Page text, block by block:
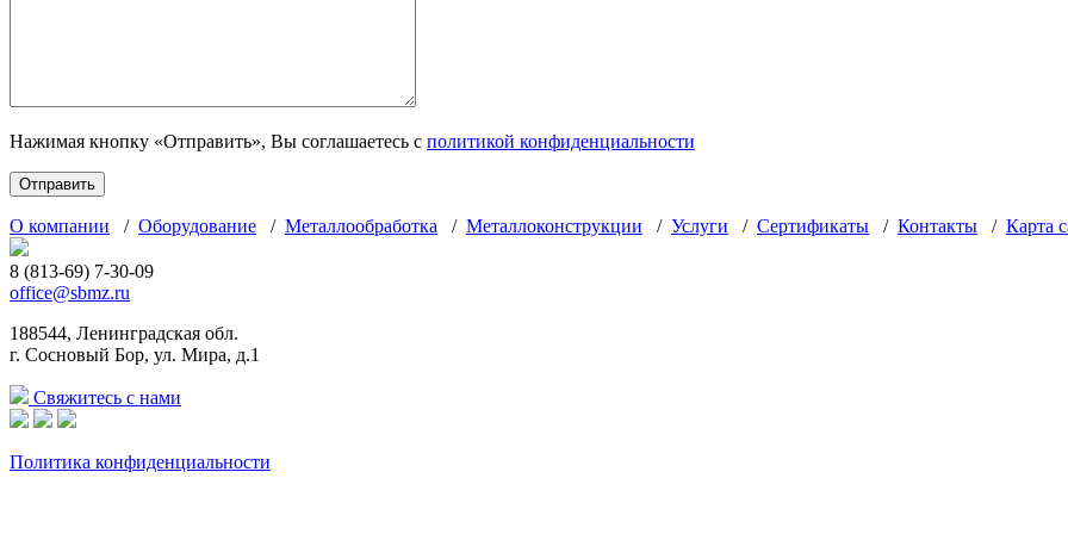
Нажимая кнопку «Отправить», Вы соглашаетесь с политикой конфиденциальности
О компании / Оборудование / Металлообработка / Металлоконструкции / Услуги / Сертификаты / Контакты / Карта
8 (813-69) 7-30-09
office@sbmz.ru
188544, Ленинградская обл.
г. Сосновый Бор, ул. Мира, д.1
Свяжитесь с нами
Политика конфиденциальности